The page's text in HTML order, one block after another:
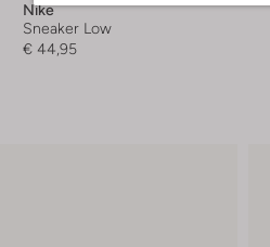
Nike
Sneaker Low
€ 44,95